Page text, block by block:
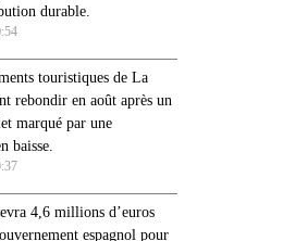
durable.
touristiques de La
rebondir en août après un
marqué par une
baisse.
4,6 millions d’euros
espagnol pour